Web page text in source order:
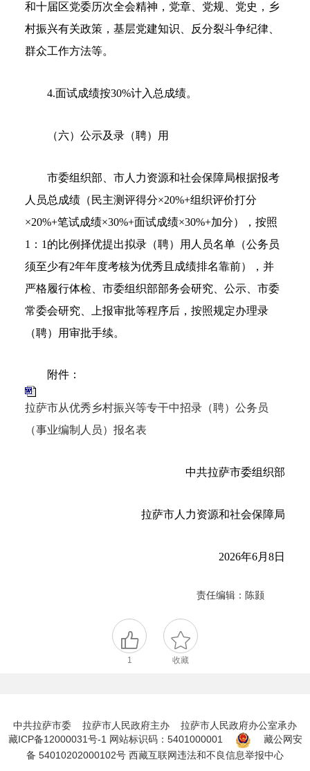
和十届区党委历次全会精神，党章、党规、党史，乡
村振兴有关政策，基层党建知识、反分裂斗争纪律、
群众工作方法等。
4.面试成绩按30%计入总成绩。
（六）公示及录（聘）用
市委组织部、市人力资源和社会保障局根据报考
人员总成绩（民主测评得分×20%+组织评价打分
×20%+笔试成绩×30%+面试成绩×30%+加分），按照
1：1的比例择优提出拟录（聘）用人员名单（公务员
须至少有2年年度考核为优秀且成绩排名靠前），并
严格履行体检、市委组织部部务会研究、公示、市委
常委会研究、上报审批等程序后，按照规定办理录
（聘）用审批手续。
附件：
拉萨市从优秀乡村振兴等专干中招录（聘）公务员
（事业编制人员）报名表
中共拉萨市委组织部
拉萨市人力资源和社会保障局
2026年6月8日
责任编辑：陈颢
1 收藏
中共拉萨市委 拉萨市人民政府主办 拉萨市人民政府办公室承办
藏ICP备12000031号-1 网站标识码：5401000001
藏公网安
备 54010202000102号 西藏互联网违法和不良信息举报中心